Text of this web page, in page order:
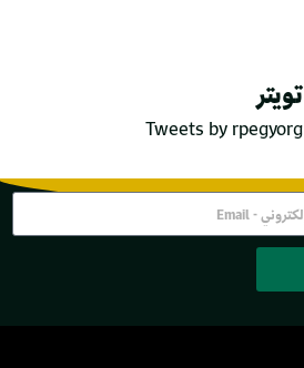
تويتر
Tweets by rpegyorg